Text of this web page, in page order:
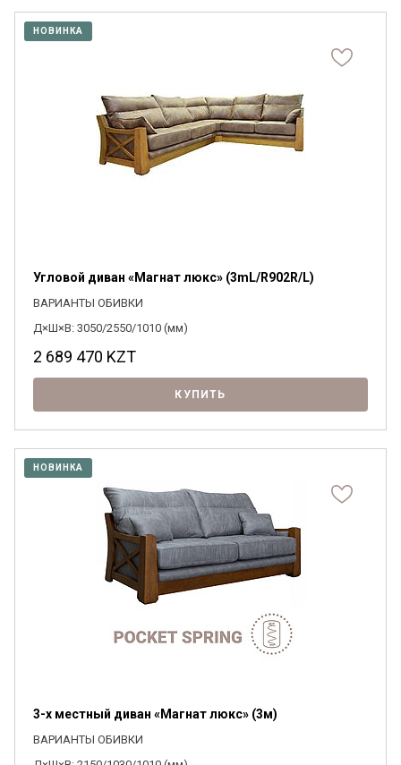
НОВИНКА
Угловой диван «Магнат люкс» (3mL/R902R/L)
ВАРИАНТЫ ОБИВКИ
Д×Ш×В: 3050/2550/1010 (мм)
2 689 470 KZT
КУПИТЬ
НОВИНКА
3-х местный диван «Магнат люкс» (3м)
ВАРИАНТЫ ОБИВКИ